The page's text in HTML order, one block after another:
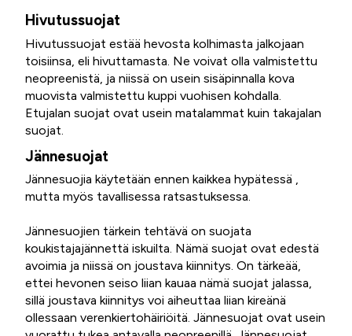
Hivutussuojat
Hivutussuojat estää hevosta kolhimasta jalkojaan
toisiinsa, eli hivuttamasta. Ne voivat olla valmistettu
neopreenistä, ja niissä on usein sisäpinnalla kova
muovista valmistettu kuppi vuohisen kohdalla.
Etujalan suojat ovat usein matalammat kuin takajalan
suojat.
Jännesuojat
Jännesuojia käytetään ennen kaikkea hypätessä ,
mutta myös tavallisessa ratsastuksessa.
Jännesuojien tärkein tehtävä on suojata
koukistajajännettä iskuilta. Nämä suojat ovat edestä
avoimia ja niissä on joustava kiinnitys. On tärkeää,
ettei hevonen seiso liian kauaa nämä suojat jalassa,
sillä joustava kiinnitys voi aiheuttaa liian kireänä
ollessaan verenkiertohäiriöitä. Jännesuojat ovat usein